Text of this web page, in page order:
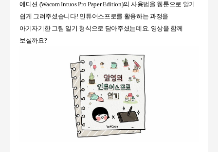
에디션 (Wacom Intuos Pro Paper Edition)의 사용법을 웹툰으로 알기
쉽게 그려주셨습니다! 인튜어스프로를 활용하는 과정을
아기자기한 그림 일기 형식으로 담아주셨는데요. 영상을 함께
보실까요?